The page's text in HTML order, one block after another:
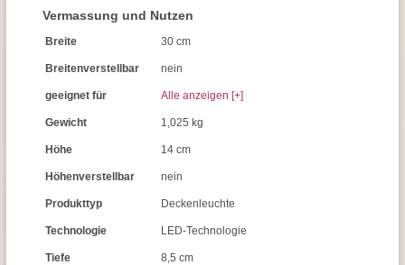
Vermassung und Nutzen
Breite 30 cm
Breitenverstellbar nein
geeignet für Alle anzeigen [+]
Gewicht 1,025 kg
Höhe 14 cm
Höhenverstellbar nein
Produkttyp Deckenleuchte
Technologie LED-Technologie
Tiefe 8,5 cm